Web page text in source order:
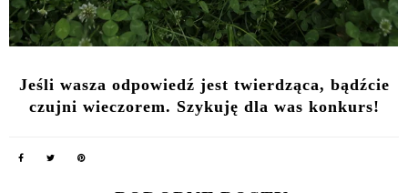
Jeśli wasza odpowiedź jest twierdząca, bądźcie
czujni wieczorem. Szykuję dla was konkurs!